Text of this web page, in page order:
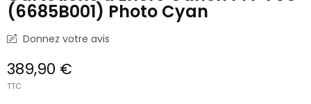
(6685B001) Photo Cyan
Donnez votre avis
389,90 €
TTC